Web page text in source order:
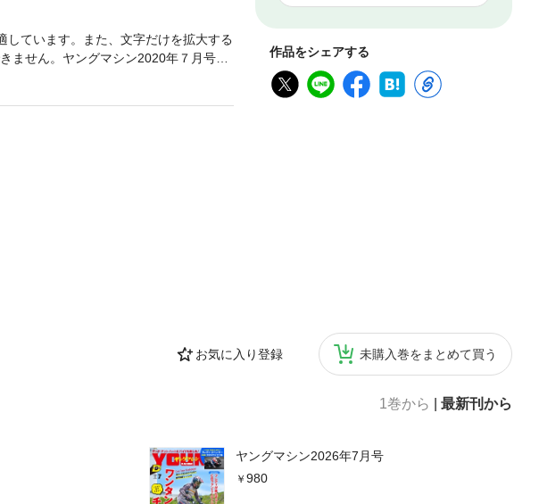
作品をシェアする
お気に入り登録 未購入巻をまとめて買う
1巻から 最新刊から
ヤングマシン2026年7月号
980
ています。また、文字だけを拡大する
ません。ヤングマシン2020年７月号ヤ
想！ スクープから単なる妄想まで織
快適コーデ術は保存版です！22新型
ンダのV4が発進か・ミドルスーパース
IMPRESSION・KAWASAKI Z H2・Y
TOUCH&TRY842020ニュータイヤ9
快適コーデ術 2020春夏